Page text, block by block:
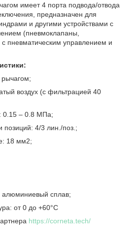
имеет 4 порта подвода/отвода
предназначен для
и другими устройствами с
(пневмоклапаны,
пневматическим управлением и
воздух (с фильтрацией 40
0.15 – 0.8 МПа;
позиций: 4/3 лин./поз.;
18 мм2;
алюминиевый сплав;
от 0 до +60°С
https://corneta.tech/